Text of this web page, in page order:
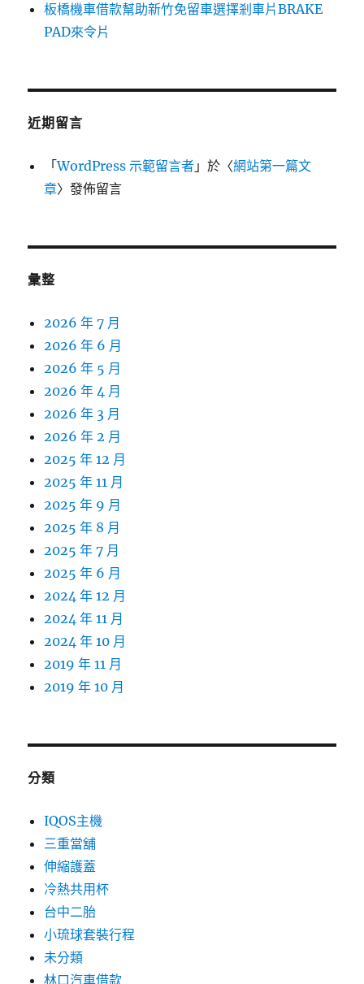
板橋機車借款幫助新竹免留車選擇剎車片BRAKE
PAD來令片
近期留言
「WordPress 示範留言者 」於〈網站第一篇文
章〉發佈留言
彙整
2026 年 7 月
2026 年 6 月
2026 年 5 月
2026 年 4 月
2026 年 3 月
2026 年 2 月
2025 年 12 月
2025 年 11 月
2025 年 9 月
2025 年 8 月
2025 年 7 月
2025 年 6 月
2024 年 12 月
2024 年 11 月
2024 年 10 月
2019 年 11 月
2019 年 10 月
分類
IQOS主機
三重當舖
伸縮護蓋
冷熱共用杯
台中二胎
小琉球套裝行程
未分類
林口汽車借款